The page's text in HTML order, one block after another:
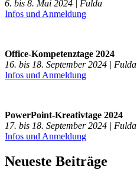
6. bis 8. Mai 2024 | Fulda
Infos und Anmeldung
Office-Kompetenztage 2024
16. bis 18. September 2024 | Fulda
Infos und Anmeldung
PowerPoint-Kreativtage 2024
17. bis 18. September 2024 | Fulda
Infos und Anmeldung
Neueste Beiträge